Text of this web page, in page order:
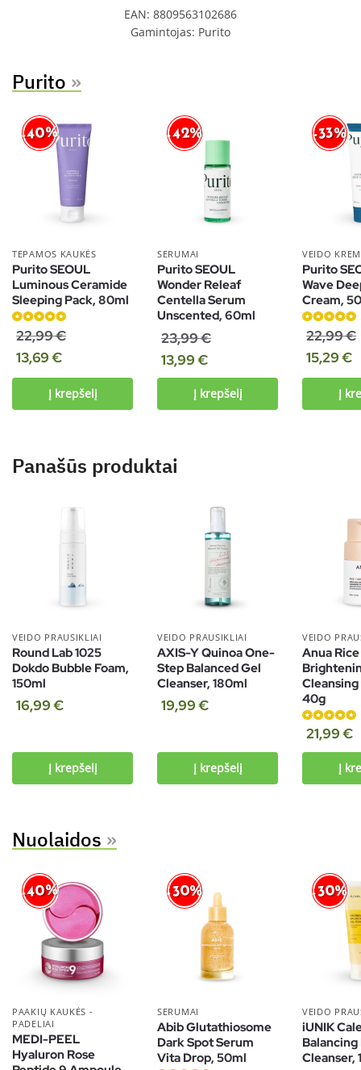
EAN: 8809563102686
Gamintojas: Purito
Purito »
-40%
TEPAMOS KAUKĖS
Purito SEOUL
Luminous Ceramide
Sleeping Pack, 80ml
Įvertinimas:
iš 5
22,99€
13,69€
Į krepšelį
-42%
SERUMAI
Purito SEOUL
Wonder Releaf
Centella Serum
Unscented, 60ml
23,99€
13,99€
Į krepšelį
-33%
VEIDO
Purito
Wave
Cream,
Įvertinimas:
iš 5
22,99€
15,29€
Į
Panašūs produktai
VEIDO PRAUSIKLIAI
Round Lab 1025
Dokdo Bubble Foam,
150ml
16,99€
Į krepšelį
VEIDO PRAUSIKLIAI
AXIS-Y Quinoa One-
Step Balanced Gel
Cleanser, 180ml
19,99€
Į krepšelį
VEIDO
Anua
40g
Įvertinimas:
21,99€
Į
Nuolaidos »
-40%
PAAKIŲ KAUKĖS -
PADELIAI
MEDI-PEEL
Hyaluron Rose
-30%
SERUMAI
Abib Glutathiosome
Dark Spot Serum
Vita Drop, 50ml
-30%
VEIDO
iUNIK
Balancing
Cleanser,